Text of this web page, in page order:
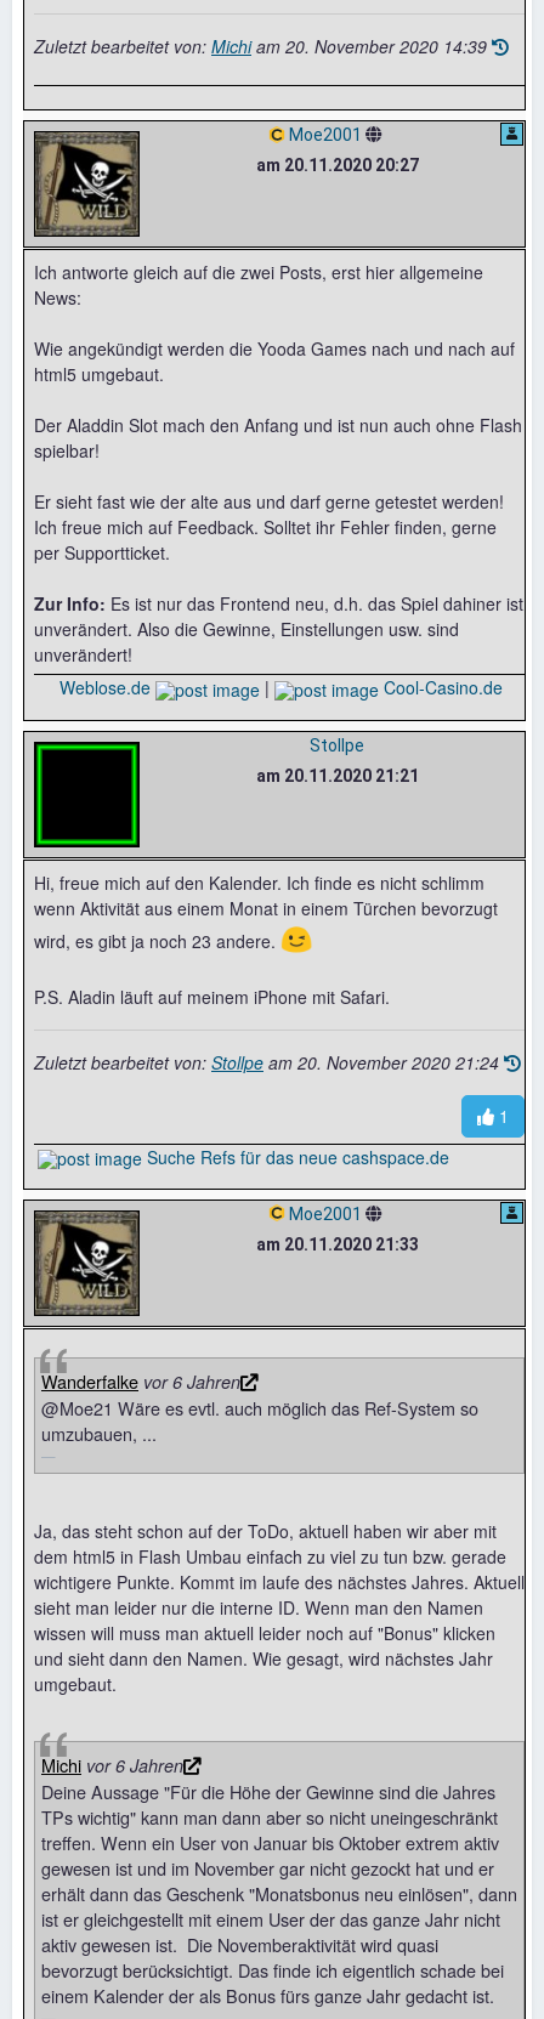
Zuletzt bearbeitet von: Michiam 20. November 2020 14:39
Moe2001
am 20.11.2020 20:27
Ich antworte gleich auf die zwei Posts, erst hier allgemeine
News:
Wie angekündigt werden die Yooda Games nach und nach auf
html5 umgebaut.
Der Aladdin Slot mach den Anfang und ist nun auch ohne Flash
spielbar!
Er sieht fast wie der alte aus und darf gerne getestet werden!
Ich freue mich auf Feedback. Solltet ihr Fehler finden, gerne
per Supportticket.
Zur Info: Es ist nur das Frontend neu, d.h. das Spiel dahiner ist
unverändert. Also die Gewinne, Einstellungen usw. sind
unverändert!
Weblose.de
| Cool-Casino.de
Stollpe
am 20.11.2020 21:21
Hi, freue mich auf den Kalender. Ich finde es nicht schlimm
wenn Aktivität aus einem Monat in einem Türchen bevorzugt
wird, es gibt ja noch 23 andere. 😉
P.S. Aladin läuft auf meinem iPhone mit Safari.
Zuletzt bearbeitet von: Stollpe am 20. November 2020 21:24
1
Suche Refs für das neue cashspace.de
Moe2001
am 20.11.2020 21:33
Wanderfalke vor 6 Jahren
@Moe21 Wäre es evtl. auch möglich das Ref-System so
umzubauen, ...
Ja, das steht schon auf der ToDo, aktuell haben wir aber mit
dem html5 in Flash Umbau einfach zu viel zu tun bzw. gerade
wichtigere Punkte. Kommt im laufe des nächstes Jahres. Aktuell
sieht man leider nur die interne ID. Wenn man den Namen
wissen will muss man aktuell leider noch auf "Bonus" klicken
und sieht dann den Namen. Wie gesagt, wird nächstes Jahr
umgebaut.
Michi vor 6 Jahren
Deine Aussage "Für die Höhe der Gewinne sind die Jahres
TPs wichtig" kann man dann aber so nicht uneingeschränkt
treffen. Wenn ein User von Januar bis Oktober extrem aktiv
gewesen ist und im November gar nicht gezockt hat und er
erhält dann das Geschenk "Monatsbonus neu einlösen", dann
ist er gleichgestellt mit einem User der das ganze Jahr nicht
aktiv gewesen ist. Die Novemberaktivität wird quasi
bevorzugt berücksichtigt. Das finde ich eigentlich schade bei
einem Kalender der als Bonus fürs ganze Jahr gedacht ist.